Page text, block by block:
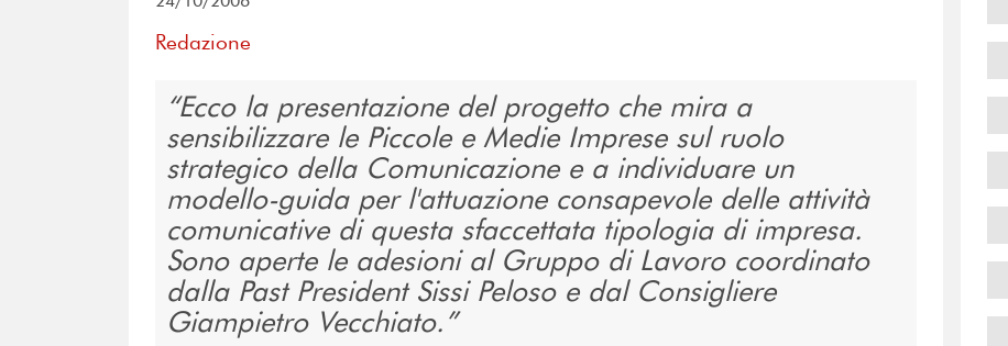
Redazione
Ecco la presentazione del progetto che mira a
sensibilizzare le Piccole e Medie Imprese sul ruolo
strategico della Comunicazione e a individuare un
modello-guida per l'attuazione consapevole delle attività
comunicative di questa sfaccettata tipologia di impresa.
Sono aperte le adesioni al Gruppo di Lavoro coordinato
dalla Past President Sissi Peloso e dal Consigliere
Giampietro Vecchiato.